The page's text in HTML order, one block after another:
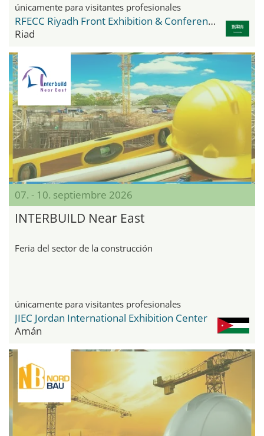
únicamente para visitantes profesionales
RFECC Riyadh Front Exhibition & Conference Center
Riad
07. - 10. septiembre 2026
INTERBUILD Near East
Feria del sector de la construcción
únicamente para visitantes profesionales
JIEC Jordan International Exhibition Center
Amán